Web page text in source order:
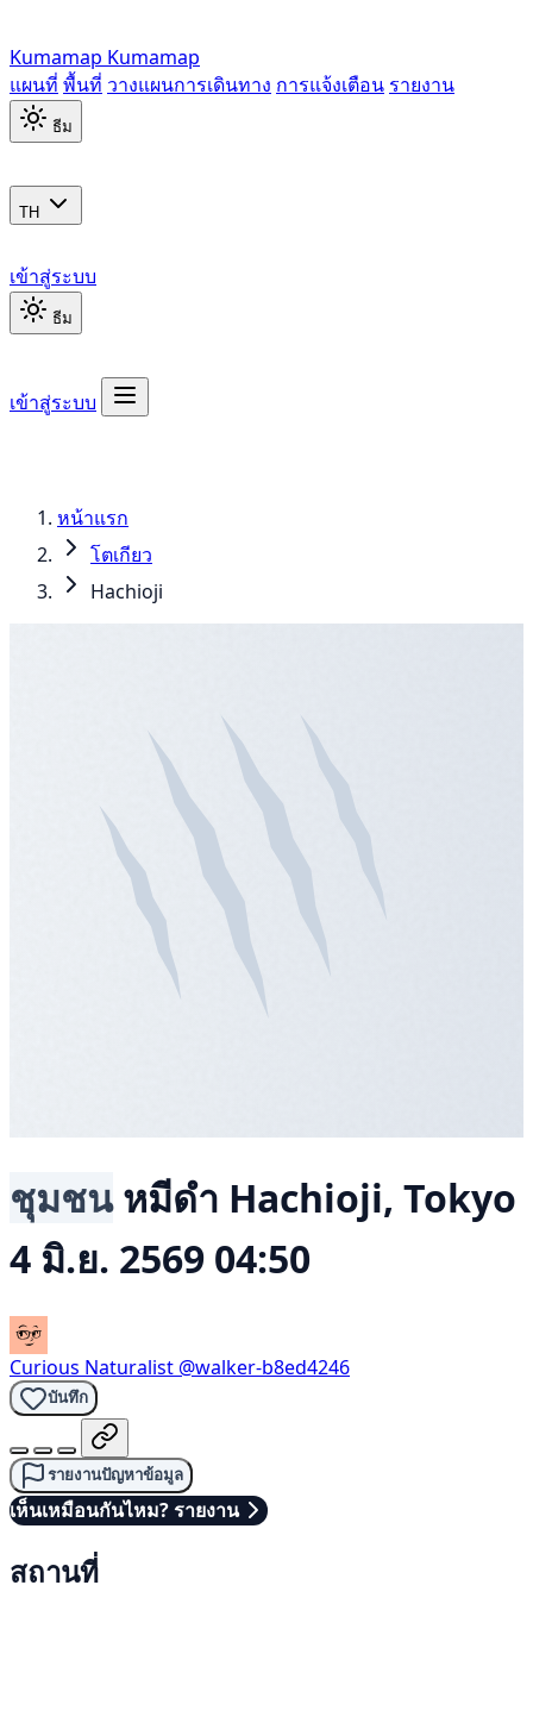
Kumamap Kumamap
แผนที่ พื้นที่ วางแผนการเดินทาง การแจ้งเตือน รายงาน
ธีม
TH
เข้าสู่ระบบ
ธีม
เข้าสู่ระบบ
หน้าแรก
โตเกียว
Hachioji
ชุมชน หมีดำ Hachioji, Tokyo
4 มิ.ย. 2569 04:50
Curious Naturalist @walker-b8ed4246
บันทึก
รายงานปัญหาข้อมูล
เห็นเหมือนกันไหม? รายงาน
สถานที่